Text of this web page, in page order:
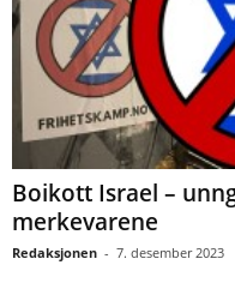
Boikott Israel –
merkevarene
Redaksjonen - 7. desember 2023